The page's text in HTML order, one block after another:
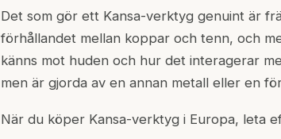
Det som gör ett Kansa-verktyg genuint är
förhållandet mellan koppar och tenn, och
känns mot huden och hur det interagerar
men är gjorda av en annan metall eller en
När du köper Kansa-verktyg i Europa, leta